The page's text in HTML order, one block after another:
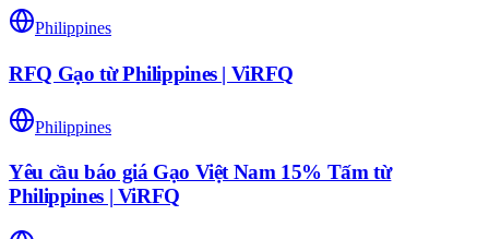
Philippines
RFQ Gạo từ Philippines | ViRFQ
Philippines
Yêu cầu báo giá Gạo Việt Nam 15% Tấm từ
Philippines | ViRFQ